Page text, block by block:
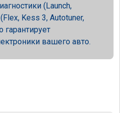
(Launch,
Kess 3, Autotuner,
гарантирует
вашего авто.